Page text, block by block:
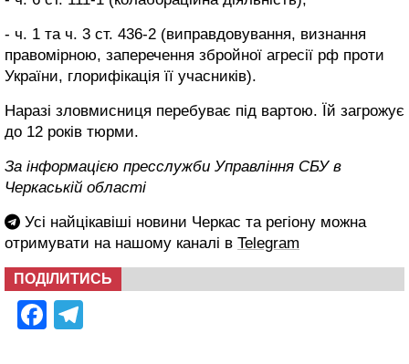
- ч. 1 та ч. 3 ст. 436-2 (виправдовування, визнання
правомірною, заперечення збройної агресії рф проти
України, глорифікація її учасників).
Наразі зловмисниця перебуває під вартою. Їй загрожує
до 12 років тюрми.
За інформацією пресслужби Управління СБУ в
Черкаській області
Усі найцікавіші новини Черкас та регіону можна
отримувати на нашому каналі в Telegram
ПОДІЛИТИСЬ
Facebook